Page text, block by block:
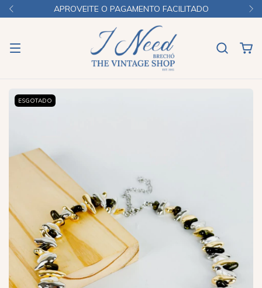
APROVEITE O PAGAMENTO FACILITADO
ESGOTADO